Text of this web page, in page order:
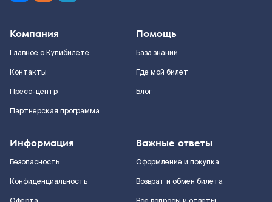
Компания
Главное о Купибилете
Контакты
Пресс-центр
Партнерская программа
Помощь
База знаний
Где мой билет
Блог
Информация
Безопасность
Конфиденциальность
Важные ответы
Оформление и покупка
Возврат и обмен билета